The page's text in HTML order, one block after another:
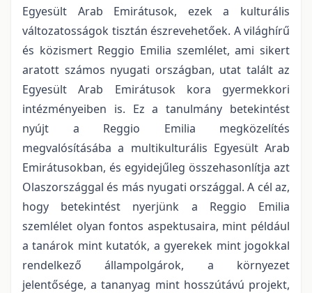
Egyesült Arab Emirátusok, ezek a kulturális
változatosságok tisztán észrevehetőek. A világhírű
és közismert Reggio Emilia szemlélet, ami sikert
aratott számos nyugati országban, utat talált az
Egyesült Arab Emirátusok kora gyermekkori
intézményeiben is. Ez a tanulmány betekintést
nyújt a Reggio Emilia megközelítés
megvalósításába a multikulturális Egyesült Arab
Emirátusokban, és egyidejűleg összehasonlítja azt
Olaszországgal és más nyugati országgal. A cél az,
hogy betekintést nyerjünk a Reggio Emilia
szemlélet olyan fontos aspektusaira, mint például
a tanárok mint kutatók, a gyerekek mint jogokkal
rendelkező állampolgárok, a környezet
jelentősége, a tananyag mint hosszútávú projekt,